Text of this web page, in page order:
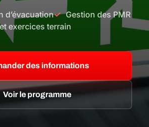
d’évacuation
Gestion des PMR
exercices terrain
des informations
Voir le programme